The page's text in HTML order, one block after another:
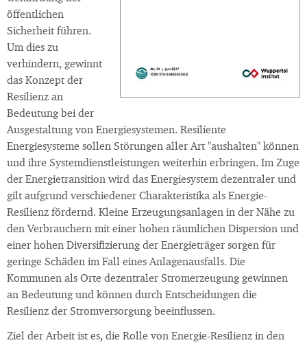
öffentlichen
Sicherheit führen.
Um dies zu
verhindern, gewinnt
das Konzept der
Resilienz an
Bedeutung bei der
Ausgestaltung von Energiesystemen. Resiliente
Energiesysteme sollen Störungen aller Art "aushalten" können
und ihre Systemdienstleistungen weiterhin erbringen. Im Zuge
der Energietransition wird das Energiesystem dezentraler und
gilt aufgrund verschiedener Charakteristika als Energie-
Resilienz fördernd. Kleine Erzeugungsanlagen in der Nähe zu
den Verbrauchern mit einer hohen räumlichen Dispersion und
einer hohen Diversifizierung der Energieträger sorgen für
geringe Schäden im Fall eines Anlagenausfalls. Die
Kommunen als Orte dezentraler Stromerzeugung gewinnen
an Bedeutung und können durch Entscheidungen die
Resilienz der Stromversorgung beeinflussen.
Ziel der Arbeit ist es, die Rolle von Energie-Resilienz in den